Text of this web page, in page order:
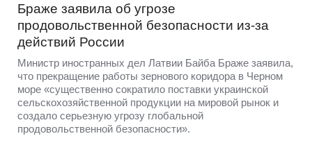
Браже заявила об угрозе
продовольственной безопасности из-за
действий России
Министр иностранных дел Латвии Байба Браже заявила,
что прекращение работы зернового коридора в Черном
море «существенно сократило поставки украинской
сельскохозяйственной продукции на мировой рынок и
создало серьезную угрозу глобальной
продовольственной безопасности».